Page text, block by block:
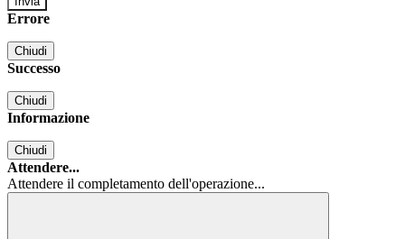
Errore
Chiudi
Successo
Chiudi
Informazione
Chiudi
Attendere...
Attendere il completamento dell'operazione...